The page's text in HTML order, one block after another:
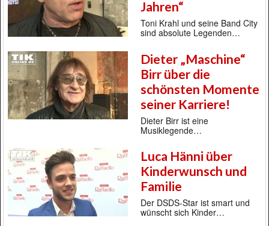
Jahren“
Toni Krahl und seine Band City
sind absolute Legenden…
Dieter „Maschine“
Birr über die
schönsten Momente
seiner Karriere!
Dieter Birr ist eine
Musiklegende…
Luca Hänni über
Kinderwunsch und
Familie
Der DSDS-Star ist smart und
wünscht sich Kinder…